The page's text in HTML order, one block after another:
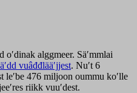
oʹdinak alggmeer. Säʹmmlai
vuâđđlääʹjjest. Nuʹt 6
leʹbe 476 miljoon oummu koʹlle
riikk vuuʹdest.